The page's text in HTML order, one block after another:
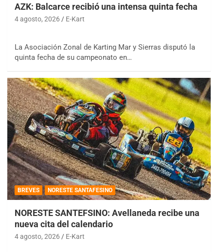
AZK: Balcarce recibió una intensa quinta fecha
4 agosto, 2026 E-Kart
La Asociación Zonal de Karting Mar y Sierras disputó la
quinta fecha de su campeonato en…
BREVES NORESTE SANTAFESINO
NORESTE SANTEFSINO: Avellaneda recibe una
nueva cita del calendario
4 agosto, 2026 E-Kart